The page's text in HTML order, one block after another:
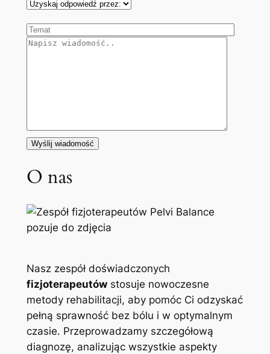
O nas
Nasz zespół doświadczonych
fizjoterapeutówstosuje nowoczesne
metody rehabilitacji, aby pomóc Ci odzyskać
pełną sprawność bez bólu i w optymalnym
czasie. Przeprowadzamy szczegółową
diagnozę, analizując wszystkie aspekty